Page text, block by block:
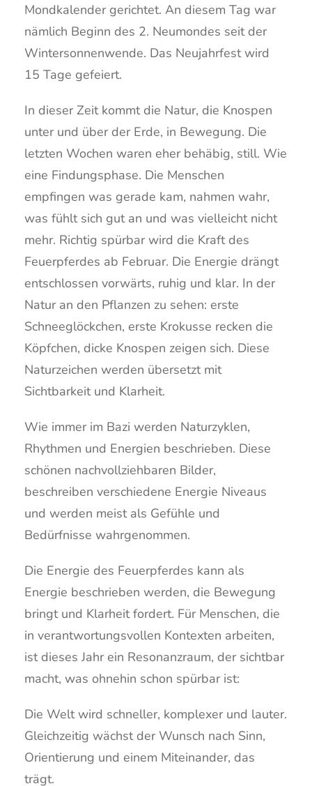
Mondkalender gerichtet. An diesem Tag war
nämlich Beginn des 2. Neumondes seit der
Wintersonnenwende. Das Neujahrfest wird
15 Tage gefeiert.
In dieser Zeit kommt die Natur, die Knospen
unter und über der Erde, in Bewegung. Die
letzten Wochen waren eher behäbig, still. Wie
eine Findungsphase. Die Menschen
empfingen was gerade kam, nahmen wahr,
was fühlt sich gut an und was vielleicht nicht
mehr. Richtig spürbar wird die Kraft des
Feuerpferdes ab Februar. Die Energie drängt
entschlossen vorwärts, ruhig und klar. In der
Natur an den Pflanzen zu sehen: erste
Schneeglöckchen, erste Krokusse recken die
Köpfchen, dicke Knospen zeigen sich. Diese
Naturzeichen werden übersetzt mit
Sichtbarkeit und Klarheit.
Wie immer im Bazi werden Naturzyklen,
Rhythmen und Energien beschrieben. Diese
schönen nachvollziehbaren Bilder,
beschreiben verschiedene Energie Niveaus
und werden meist als Gefühle und
Bedürfnisse wahrgenommen.
Die Energie des Feuerpferdes kann als
Energie beschrieben werden, die Bewegung
bringt und Klarheit fordert. Für Menschen, die
in verantwortungsvollen Kontexten arbeiten,
ist dieses Jahr ein Resonanzraum, der sichtbar
macht, was ohnehin schon spürbar ist:
Die Welt wird schneller, komplexer und lauter.
Gleichzeitig wächst der Wunsch nach Sinn,
Orientierung und einem Miteinander, das
trägt.